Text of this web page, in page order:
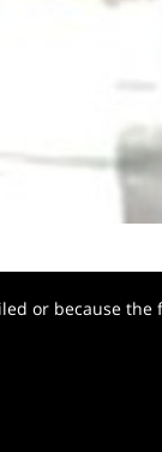
or because the